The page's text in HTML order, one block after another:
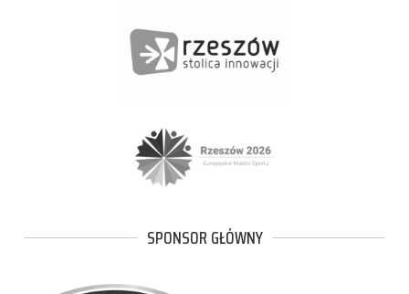
SPONSOR GŁÓWNY